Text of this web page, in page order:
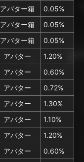
アバター箱
0.05%
アバター箱
0.05%
アバター箱
0.05%
アバター
1.20%
アバター
0.60%
アバター
0.72%
アバター
1.30%
アバター
1.10%
アバター
1.20%
アバター
0.60%